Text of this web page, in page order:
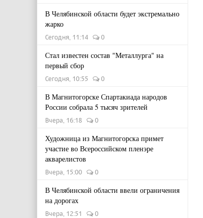
В Челябинской области будет экстремально
жарко
Сегодня, 11:14 0
Стал известен состав "Металлурга" на
первый сбор
Сегодня, 10:55 0
В Магнитогорске Спартакиада народов
России собрала 5 тысяч зрителей
Вчера, 16:18 0
Художница из Магнитогорска примет
участие во Всероссийском пленэре
акварелистов
Вчера, 15:00 0
В Челябинской области ввели ограничения
на дорогах
Вчера, 12:51 0